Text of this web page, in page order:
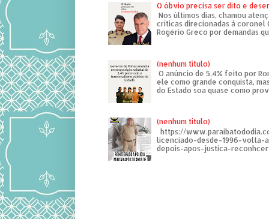
O óbvio precisa ser dito e
Nos últimos dias, chamou
críticas direcionadas à coronel
Rogério Greco por demandas
(nenhum título)
O anúncio de 5,4% feito por
ele como grande conquista,
do Estado soa quase como
(nenhum título)
https://
licenciado-desde-1996-volta-
depois-apos-justica-